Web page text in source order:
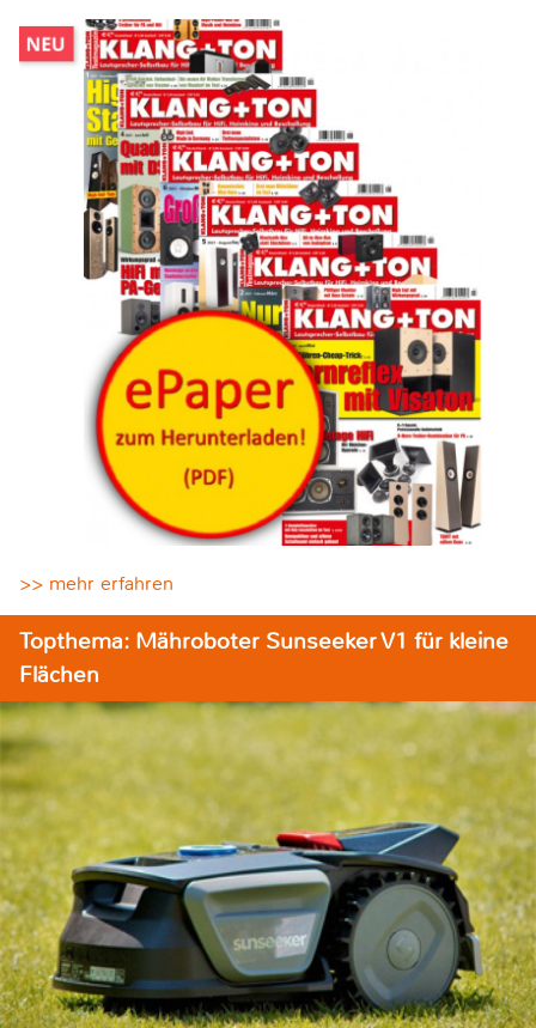
>> mehr erfahren
Topthema: Mähroboter Sunseeker V1 für kleine
Flächen